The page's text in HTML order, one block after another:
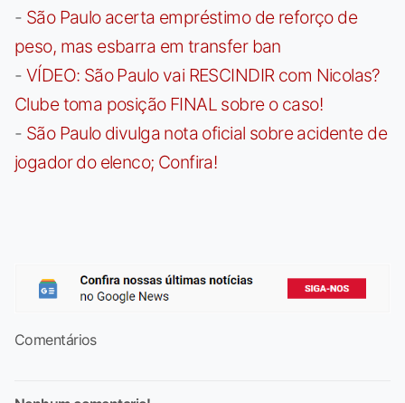
- São Paulo acerta empréstimo de reforço de
peso, mas esbarra em transfer ban
- VÍDEO: São Paulo vai RESCINDIR com Nicolas?
Clube toma posição FINAL sobre o caso!
- São Paulo divulga nota oficial sobre acidente de
jogador do elenco; Confira!
Comentários